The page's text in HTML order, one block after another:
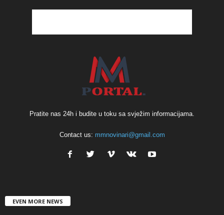
Pratite nas 24h i budite u toku sa svježim informacijama.
Contact us: mmnovinari@gmail.com
EVEN MORE NEWS